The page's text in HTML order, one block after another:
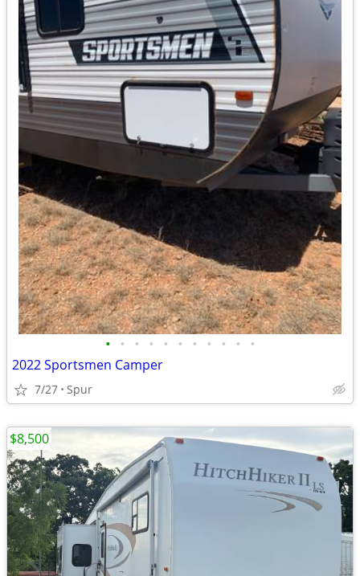
• • • • • • • • • • •
2022 Sportsmen Camper
7/27 Spur
$8,500